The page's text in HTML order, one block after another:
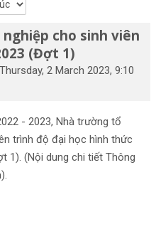
cho sinh viên
(Đợt 1)
Thursday, 2 March 2023, 9:10
- 2023, Nhà trường tổ
trình độ đại học hình thức
1). (Nội dung chi tiết Thông